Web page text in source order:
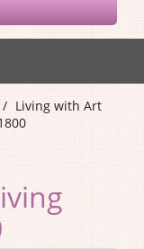
Living with Art